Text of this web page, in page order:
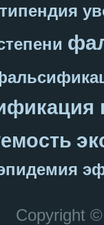
Copyright